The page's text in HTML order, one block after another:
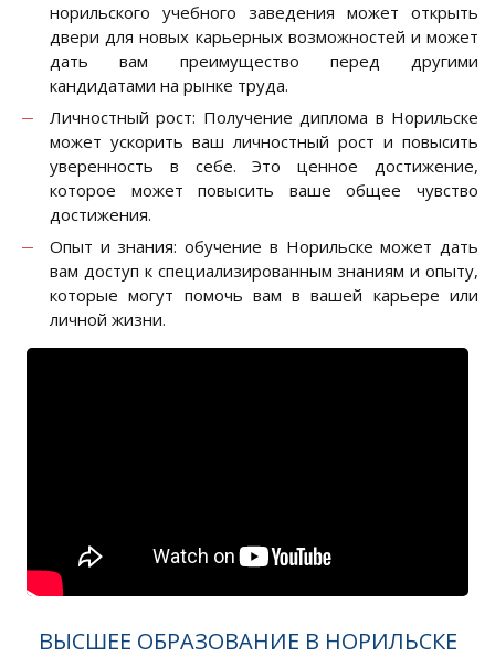
норильского учебного заведения может открыть
двери для новых карьерных возможностей и может
дать вам преимущество перед другими
кандидатами на рынке труда.
Личностный рост: Получение диплома в Норильске
может ускорить ваш личностный рост и повысить
уверенность в себе. Это ценное достижение,
которое может повысить ваше общее чувство
достижения.
Опыт и знания: обучение в Норильске может дать
вам доступ к специализированным знаниям и опыту,
которые могут помочь вам в вашей карьере или
личной жизни.
ВЫСШЕЕ ОБРАЗОВАНИЕ В НОРИЛЬСКЕ